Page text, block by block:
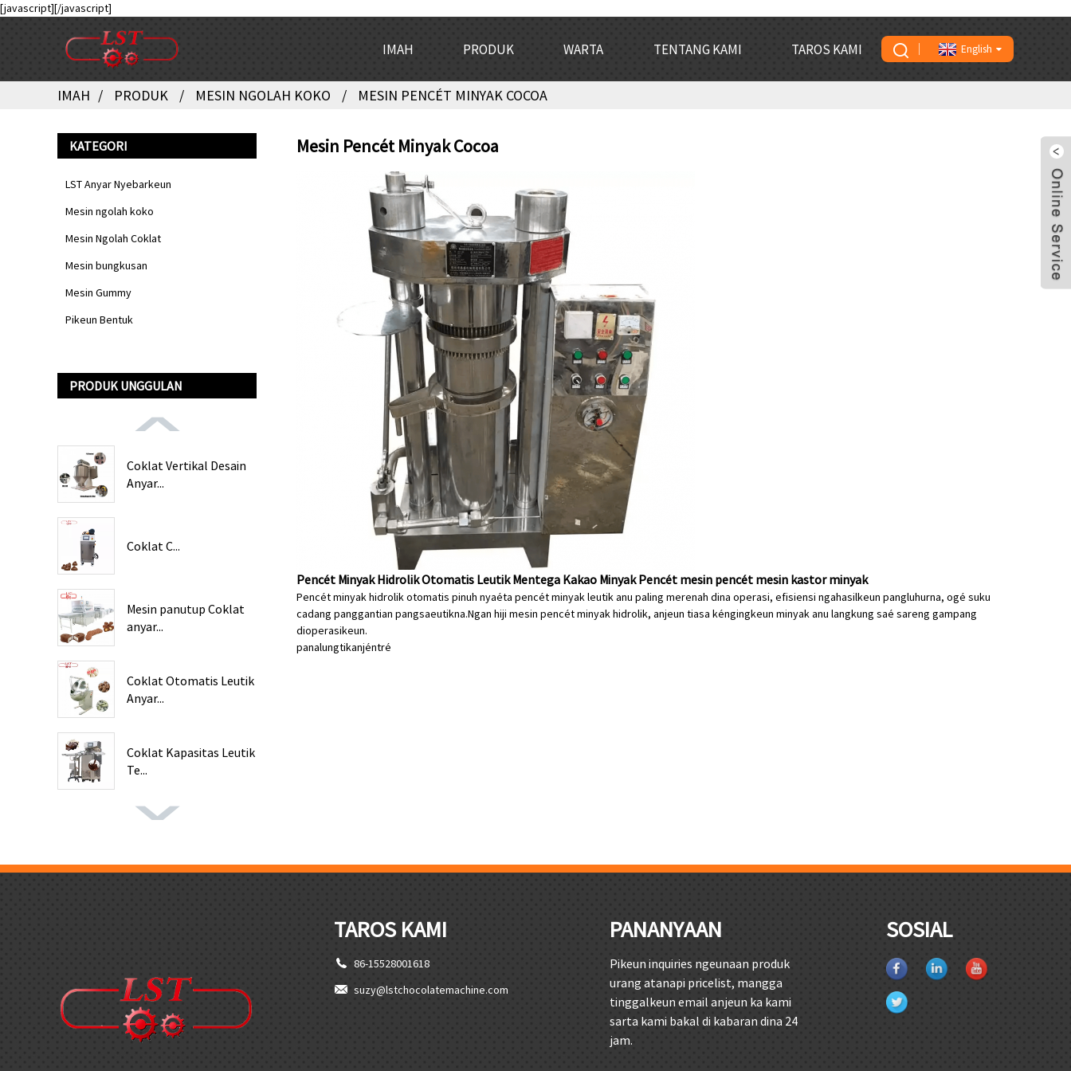
[javascript][/javascript]
IMAH PRODUK WARTA TENTANG KAMI TAROS KAMI English
IMAH PRODUK MESIN NGOLAH KOKO MESIN PENCÉT MINYAK COCOA
KATEGORI
LST Anyar Nyebarkeun
Mesin ngolah koko
Mesin Ngolah Coklat
Mesin bungkusan
Mesin Gummy
Pikeun Bentuk
PRODUK UNGGULAN
Coklat Vertikal Desain
Anyar...
Coklat C...
Mesin panutup Coklat
anyar...
Coklat Otomatis Leutik
Anyar...
Coklat Kapasitas Leutik
Te...
Mesin Pencét Minyak Cocoa
Pencét Minyak Hidrolik Otomatis Leutik Mentega Kakao Minyak Pencét mesin pencét mesin kastor minyak
Pencét minyak hidrolik otomatis pinuh nyaéta pencét minyak leutik anu paling merenah dina operasi, efisiensi ngahasilkeun pangluhurna, ogé suku
cadang panggantian pangsaeutikna.Ngan hiji mesin pencét minyak hidrolik, anjeun tiasa kéngingkeun minyak anu langkung saé sareng gampang
dioperasikeun.
panalungtikanjéntré
TAROS KAMI
86-15528001618
suzy@lstchocolatemachine.com
PANANYAAN
Pikeun inquiries ngeunaan produk
urang atanapi pricelist, mangga
tinggalkeun email anjeun ka kami
sarta kami bakal di kabaran dina 24
jam.
SOSIAL